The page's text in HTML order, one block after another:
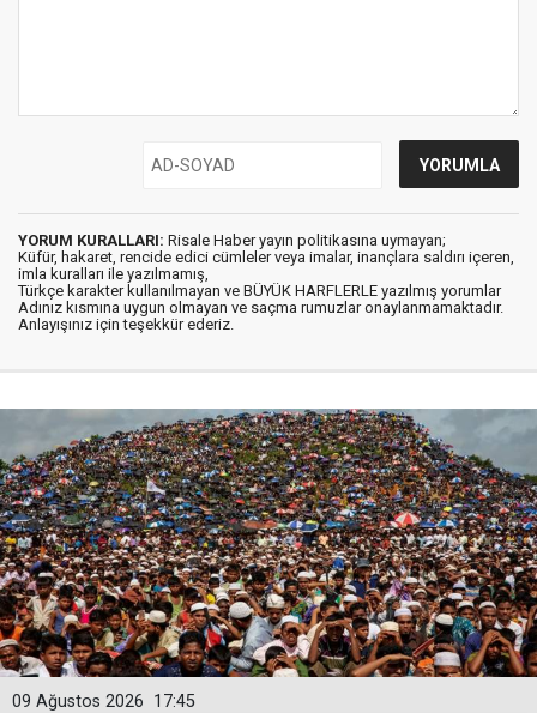
YORUM KURALLARI: Risale Haber yayın politikasına uymayan;
Küfür, hakaret, rencide edici cümleler veya imalar, inançlara saldırı içeren,
imla kuralları ile yazılmamış,
Türkçe karakter kullanılmayan ve BÜYÜK HARFLERLE yazılmış yorumlar
Adınız kısmına uygun olmayan ve saçma rumuzlar onaylanmamaktadır.
Anlayışınız için teşekkür ederiz.
17:45
09 Ağustos 2026